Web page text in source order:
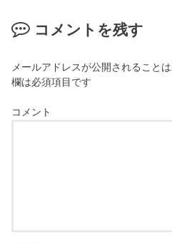
コメントを残す
メールアドレスが公開されることは
欄は必須項目です
コメント